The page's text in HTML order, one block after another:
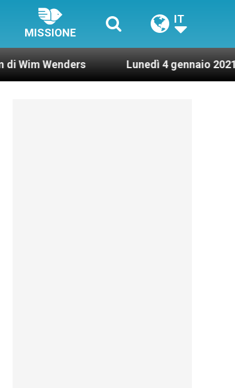
MISSIONE
IT
Lunedì 4 gennaio 2021: